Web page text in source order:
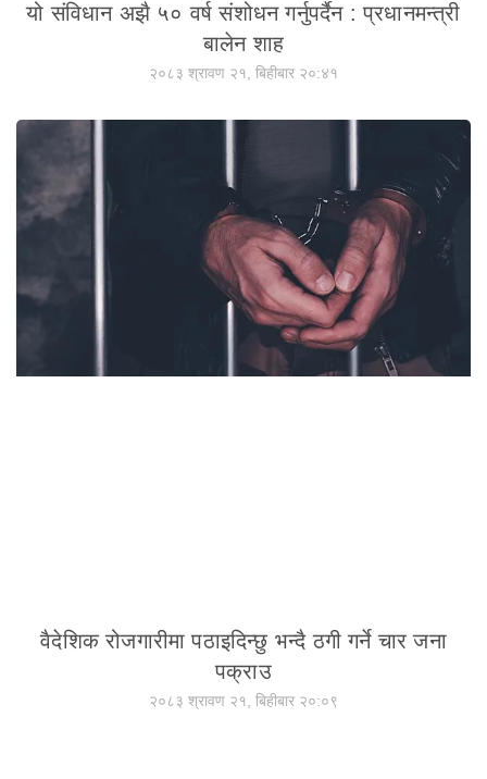
यो संविधान अझै ५० वर्ष संशोधन गर्नुपर्दैन : प्रधानमन्त्री
बालेन शाह
२०८३ श्रावण २१, बिहीबार २०:४१
वैदेशिक रोजगारीमा पठाइदिन्छु भन्दै ठगी गर्ने चार जना
पक्राउ
२०८३ श्रावण २१, बिहीबार २०:०९